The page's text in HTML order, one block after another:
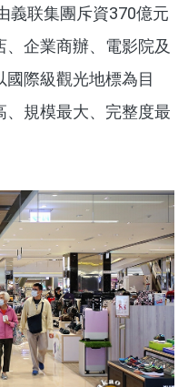
義联集團斥資370億元
企業商辦、電影院及
際級觀光地標為目
規模最大、完整度最